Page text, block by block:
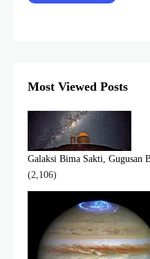
Most Viewed Posts
Galaksi Bima Sakti, Gugusan
(2,106)